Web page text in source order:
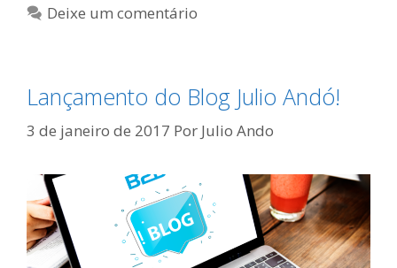
Deixe um comentário
Lançamento do Blog Julio Andó!
3 de janeiro de 2017 Por Julio Ando